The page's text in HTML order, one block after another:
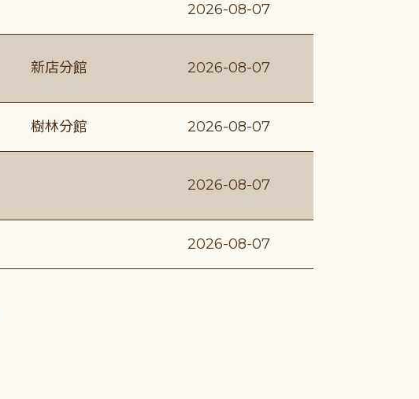
2026-08-07
新店分館 2026-08-07
樹林分館 2026-08-07
2026-08-07
2026-08-07